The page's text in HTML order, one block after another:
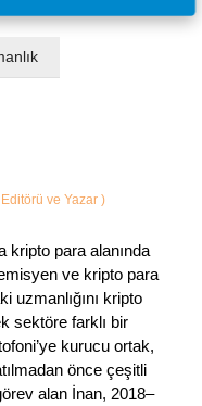
ve Yazar )
kripto para alanında
ve kripto para
uzmanlığını kripto
sektöre farklı bir
kurucu ortak,
önce çeşitli
alan İnan, 2018–